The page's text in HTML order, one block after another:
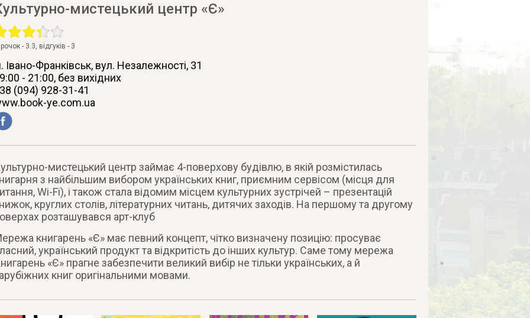
мистецький центр «Є»
- 3.3, відгуків - 3
Івано-Франківськ, вул. Незалежності, 31
- 21:00, без вихідних
(094) 928-31-41
ye.com.ua
мистецький центр займає 4-поверхову будівлю, в якій розмістилась
з найбільшим вибором українських книг, приємним сервісом (місця для
Wi-Fi), і також стала відомим місцем культурних зустрічей – презентацій
круглих столів, літературних читань, дитячих заходів. На першому та другому
розташувався арт-клуб
книгарень «Є» має певний концепт, чітко визначену позицію: просуває
український продукт та відкритість до інших культур. Саме тому мережа
«Є» прагне забезпечити великий вибір не тільки українських, а й
книг оригінальними мовами.